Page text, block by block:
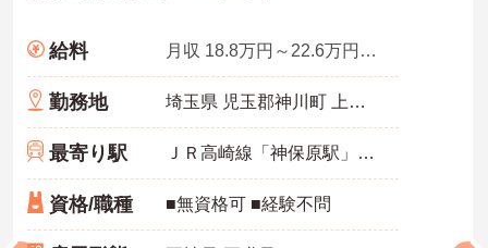
給料 月収 18.8万円～22.6万円程度
勤務地 埼玉県 児玉郡神川町 上阿久原567番地
最寄り駅 ＪＲ高崎線「神保原駅」バス・車30分
資格/職種 ■無資格可 ■経験不問